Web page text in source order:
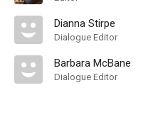
Dianna Stirpe
Dialogue Editor
Barbara McBane
Dialogue Editor